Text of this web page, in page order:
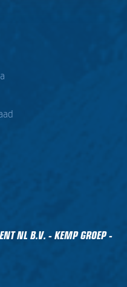
NL B.V. - KEMP GROEP -